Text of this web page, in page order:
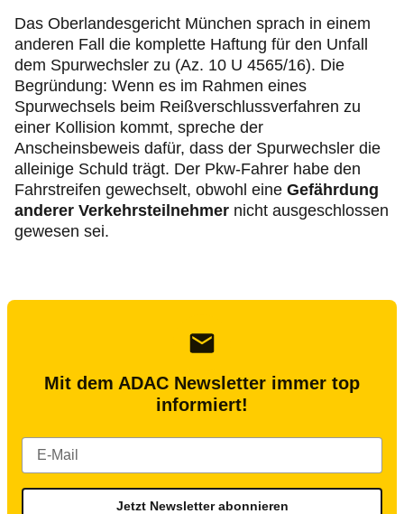
Das Oberlandesgericht München sprach in einem
anderen Fall die komplette Haftung für den Unfall
dem Spurwechsler zu (Az. 10 U 4565/16). Die
Begründung: Wenn es im Rahmen eines
Spurwechsels beim Reißverschlussverfahren zu
einer Kollision kommt, spreche der
Anscheinsbeweis dafür, dass der Spurwechsler die
alleinige Schuld trägt. Der Pkw-Fahrer habe den
Fahrstreifen gewechselt, obwohl eine Gefährdung
anderer Verkehrsteilnehmer nicht ausgeschlossen
gewesen sei.
Mit dem ADAC Newsletter immer top
informiert!
Jetzt Newsletter abonnieren